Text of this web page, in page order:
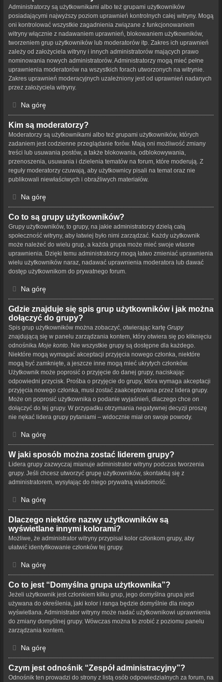
Administratorzy są użytkownikami albo też grupami użytkowników
posiadającymi najwyższy poziom uprawnień kontrolnych całej witryny. Mogą
oni kontrolować wszystkie zagadnienia związane z funkcjonowaniem
witryny włącznie z nadawaniem uprawnień, blokowaniem użytkowników,
tworzeniem grup użytkowników lub moderatorów itp. Zakres ich uprawnień
zależy od założyciela witryny i innych administratorów mających prawo
nominowania nowych administratorów. Administratorzy mogą mieć pełne
uprawnienia moderatorów na wszystkich forach utworzonych na witrynie.
Zakres uprawnień moderacyjnych uzależniony jest od uprawnień nadanych
przez założyciela witryny.
Na górę
Kim są moderatorzy?
Moderatorzy są użytkownikami albo też grupami użytkowników, których
zadaniem jest codzienne przeglądanie forów. Mają oni możliwość zmiany
treści lub usuwania postów, a także blokowania, odblokowywania,
przenoszenia, usuwania i dzielenia tematów na forum, które moderują. Z
reguły moderatorzy czuwają, aby użytkownicy pisali na temat oraz nie
publikowali niewłaściwych i obraźliwych materiałów.
Na górę
Co to są grupy użytkowników?
Grupy użytkowników, to grupy, na jakie administratorzy dzielą całą
społeczność witryny, aby łatwiej było nimi zarządzać. Każdy użytkownik
może należeć do wielu grup, a każda grupa może mieć swoje własne
uprawnienia. Dzięki temu administratorzy mogą łatwo zmieniać uprawnienia
wielu użytkowników naraz, nadawać uprawnienia moderatora lub dawać
dostęp użytkownikom do prywatnego forum.
Na górę
Gdzie znajduje się spis grup użytkowników i jak można
dołączyć do grupy?
Spis grup użytkowników można zobaczyć, otwierając kartę Grupy
znajdującą się w panelu zarządzania kontem, który otwiera się po kliknięciu
odnośnika Moje konto . Nie wszystkie grupy są dostępne dla każdego.
Niektóre mogą wymagać akceptacji przyjęcia nowego członka, niektóre
mogą być zamknięte, a jeszcze inne mogą mieć ukrytych członków.
Użytkownik może poprosić o przyjęcie do danej grupy, naciskając
odpowiedni przycisk. Prośba o przyjęcie do grupy, która wymaga akceptacji
przyjęcia nowego członka, musi zostać zaakceptowana przez lidera grupy.
Może on poprosić użytkownika o podanie wyjaśnień, dlaczego chce on
dołączyć do tej grupy. W przypadku otrzymania negatywnej decyzji proszę
nie nękać lidera grupy pytaniami – widocznie miał on swoje powody.
Na górę
W jaki sposób można zostać liderem grupy?
Lidera grupy zazwyczaj mianuje administrator witryny podczas tworzenia
grupy. Jeśli chcesz utworzyć grupę użytkowników, skontaktuj się z
administratorem, wysyłając do niego prywatną wiadomość.
Na górę
Dlaczego niektóre nazwy użytkowników są
wyświetlane innymi kolorami?
Możliwe, że administrator witryny przypisał kolor członkom grupy, aby
ułatwić identyfikowanie członków tej grupy.
Na górę
Co to jest “Domyślna grupa użytkownika”?
Jeżeli użytkownik jest członkiem kilku grup, jego domyślna grupa jest
używana do określenia, jaki kolor i ranga będzie domyślnie dla niego
wyświetlana. Administrator witryny może nadać użytkownikowi uprawnienia
do zmiany domyślnej grupy. Wówczas można to zrobić z poziomu panelu
zarządzania kontem.
Na górę
Czym jest odnośnik “Zespół administracyjny”?
Odnośnik ten prowadzi do strony z listą osób odpowiedzialnych za forum, na